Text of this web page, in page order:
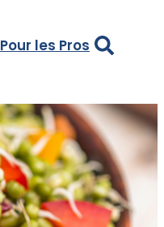
Pour les Pros